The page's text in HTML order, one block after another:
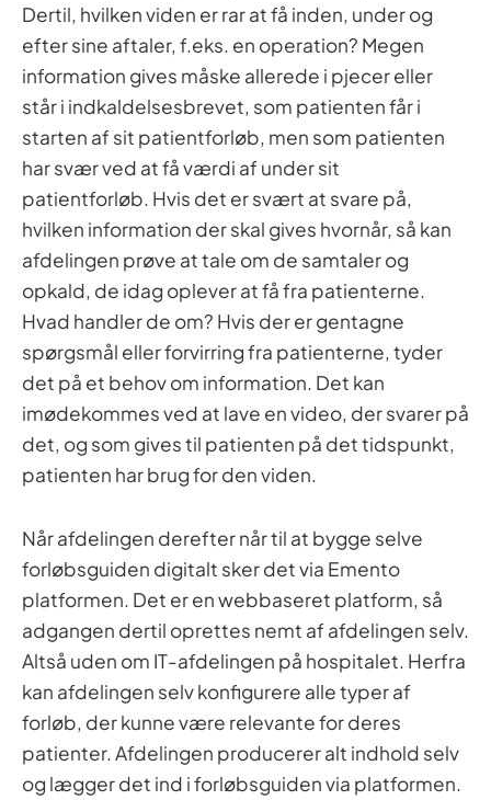
Dertil, hvilken viden er rar at få inden, under og
efter sine aftaler, f.eks. en operation? Megen
information gives måske allerede i pjecer eller
står i indkaldelsesbrevet, som patienten får i
starten af sit patientforløb, men som patienten
har svær ved at få værdi af under sit
patientforløb. Hvis det er svært at svare på,
hvilken information der skal gives hvornår, så kan
afdelingen prøve at tale om de samtaler og
opkald, de idag oplever at få fra patienterne.
Hvad handler de om? Hvis der er gentagne
spørgsmål eller forvirring fra patienterne, tyder
det på et behov om information. Det kan
imødekommes ved at lave en video, der svarer på
det, og som gives til patienten på det tidspunkt,
patienten har brug for den viden.
Når afdelingen derefter når til at bygge selve
forløbsguiden digitalt sker det via Emento
platformen. Det er en webbaseret platform, så
adgangen dertil oprettes nemt af afdelingen selv.
Altså uden om IT-afdelingen på hospitalet. Herfra
kan afdelingen selv konfigurere alle typer af
forløb, der kunne være relevante for deres
patienter. Afdelingen producerer alt indhold selv
og lægger det ind i forløbsguiden via platformen.